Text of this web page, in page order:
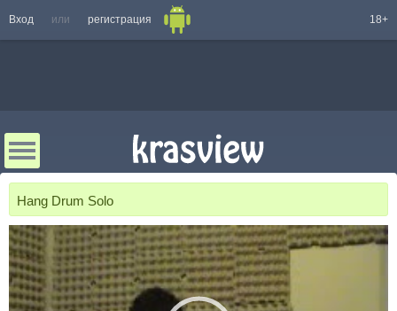
Вход или регистрация 18+
Hang Drum Solo